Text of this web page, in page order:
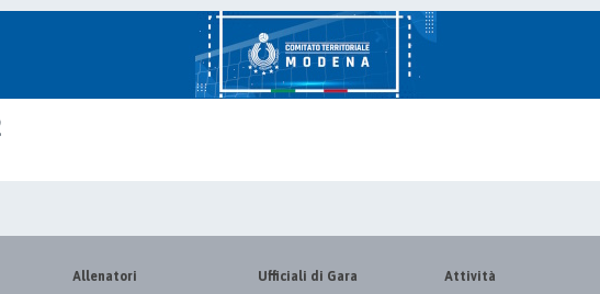
Allenatori Ufficiali di Gara Attività